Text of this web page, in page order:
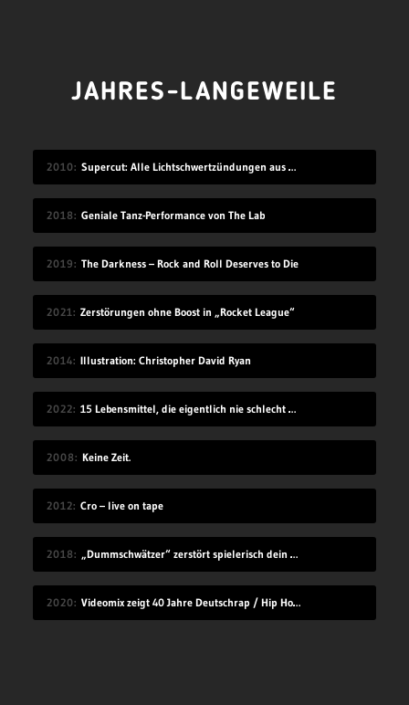
JAHRES-LANGEWEILE
2010 Supercut: Alle Lichtschwertzündungen aus Star Wars
2018 Geniale Tanz-Performance von The Lab
2019 The Darkness – Rock and Roll Deserves to Die
2021 Zerstörungen ohne Boost in „Rocket League“
2014 Illustration: Christopher David Ryan
2022 15 Lebensmittel, die eigentlich nie schlecht werden
2008 Keine Zeit.
2012 Cro – live on tape
2018 „Dummschwätzer“ zerstört spielerisch dein Sprachzentrum
2020 Videomix zeigt 40 Jahre Deutschrap / Hip Hop in 7:30 Minuten